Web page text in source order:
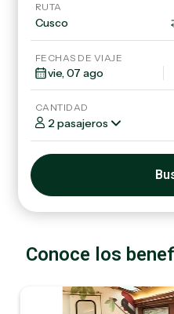
RUTA
FECHAS DE VIAJE
CANTIDAD
2 pasajeros
Conoce los